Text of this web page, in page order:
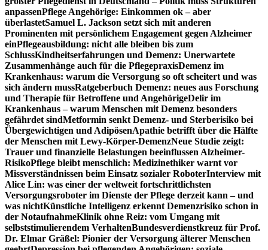
anpassenPflege Angehörige: Einkommen ok – aber
überlastetSamuel L. Jackson setzt sich mit anderen
Prominenten mit persönlichem Engagement gegen Alzheimer
einPflegeausbildung: nicht alle bleiben bis zum
SchlussKindheitserfahrungen und Demenz: Unerwartete
Zusammenhänge auch für die PflegepraxisDemenz im
Krankenhaus: warum die Versorgung so oft scheitert und was
sich ändern mussRatgeberbuch Demenz: neues aus Forschung
und Therapie für Betroffene und AngehörigeDelir im
Krankenhaus – warum Menschen mit Demenz besonders
gefährdet sindMetformin senkt Demenz- und Sterberisiko bei
Übergewichtigen und AdipösenApathie betrifft über die Hälfte
der Menschen mit Lewy-Körper-DemenzNeue Studie zeigt:
Trauer und finanzielle Belastungen beeinflussen Alzheimer-
RisikoPflege bleibt menschlich: Medizinethiker warnt vor
Missverständnissen beim Einsatz sozialer RoboterInterview mit
Alice Lin: was einer der weltweit fortschrittlichsten
Versorgungsroboter im Dienste der Pflege derzeit kann – und
was nichtKünstliche Intelligenz erkennt Demenzrisiko schon in
der NotaufnahmeKlinik ohne Reiz: vom Umgang mit
selbststimulierendem VerhaltenBundesverdienstkreuz für Prof.
Dr. Elmar Gräßel: Pionier der Versorgung älterer Menschen